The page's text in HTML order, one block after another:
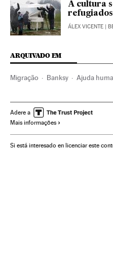
A cultura
refugiados
ÁLEX VICENTE |
ARQUIVADO EM
Migração Banksy Ajuda
ONU ONG Coronavirus Covid-
Adere a
Mais informações
Si está interesado en licenciar este